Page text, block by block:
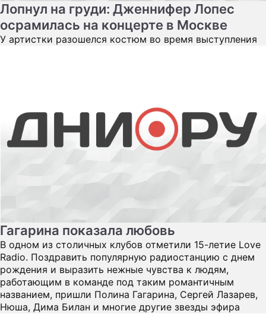
Лопнул на груди: Дженнифер Лопес
осрамилась на концерте в Москве
У артистки разошелся костюм во время выступления
Гагарина показала любовь
В одном из столичных клубов отметили 15-летие Love
Radio. Поздравить популярную радиостанцию с днем
рождения и выразить нежные чувства к людям,
работающим в команде под таким романтичным
названием, пришли Полина Гагарина, Сергей Лазарев,
Нюша, Дима Билан и многие другие звезды эфира